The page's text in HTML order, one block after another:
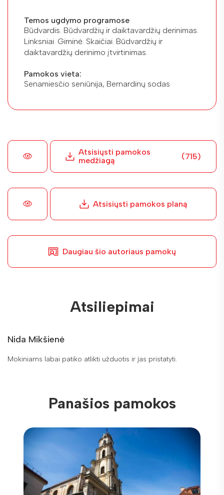
Temos ugdymo programose
Būdvardis. Būdvardžių ir daiktavardžių derinimas.
Linksniai. Giminė. Skaičiai. Būdvardžių ir
daiktavardžių derinimo įtvirtinimas.
Pamokos vieta:
Senamiesčio seniūnija, Bernardinų sodas
Atsisiųsti pamokos
medžiagą
(715)
Atsisiųsti pamokos planą
Daugiau šio autoriaus pamokų
Atsiliepimai
Nida Mikšienė
Mokiniams labai patiko atlikti užduotis ir jas pristatyti.
Panašios pamokos